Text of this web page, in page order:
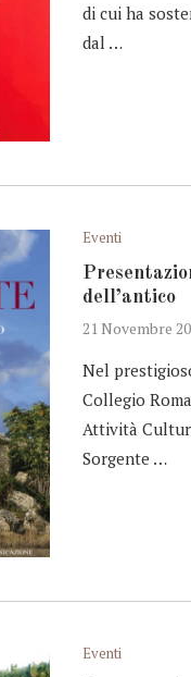
di cui ha
dal …
Eventi
dell’antico
21 Novembre
Nel
Collegio
Attività
Sorgente …
Eventi